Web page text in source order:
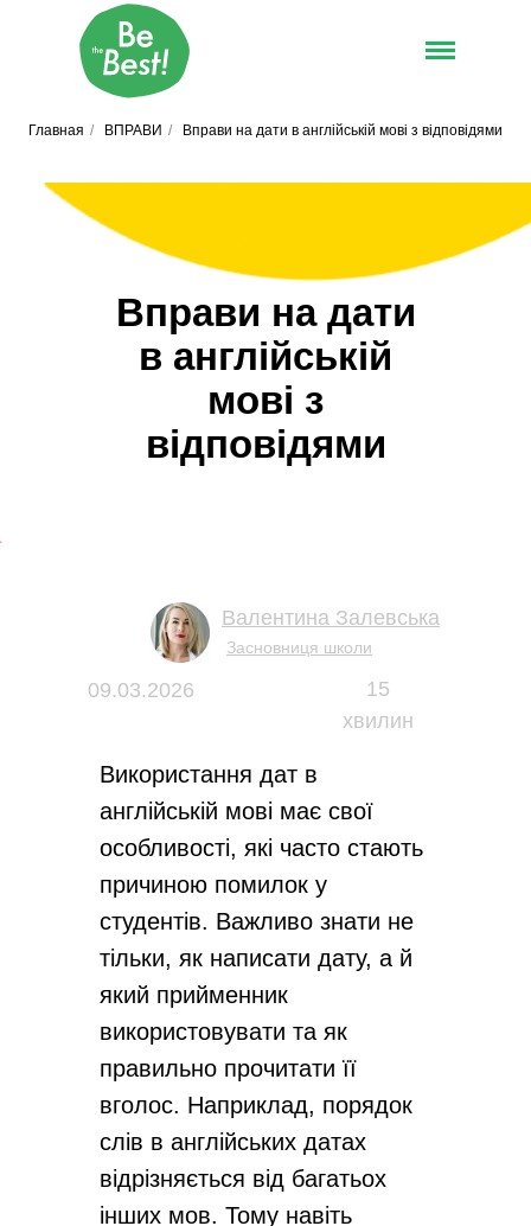
Главная / ВПРАВИ / Вправи на дати в англійській мові з відповідями
Вправи на дати
в англійській
мові з
відповідями
09.03.2026
15
хвилин
Валентина Залевська
Засновниця школи
Використання дат в
англійській мові має свої
особливості, які часто стають
причиною помилок у
студентів. Важливо знати не
тільки, як написати дату, а й
який прийменник
використовувати та як
правильно прочитати її
вголос. Наприклад, порядок
слів в англійських датах
відрізняється від багатьох
інших мов. Тому навіть